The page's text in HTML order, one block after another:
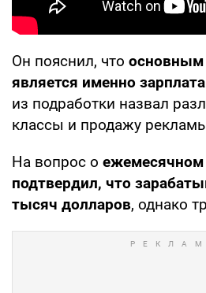
Он пояснил, что основным
является именно
из подработки назвал
классы и продажу
На вопрос о ежемесячном
подтвердил, что
тысяч долларов, однако